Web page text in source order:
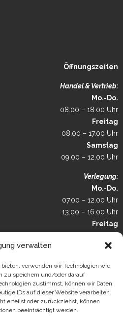
verwalten
verwenden wir Technologien wie
zu speichern und/oder darauf
zustimmst, können wir Daten
IDs auf dieser Website verarbeiten.
erteilst oder zurückziehst, können
beeinträchtigt werden.
Öffnungszeiten
Handel & Vertrieb:
Mo.-Do.
08.00 – 18.00 Uhr
Freitag
08.00 – 17.00 Uhr
Samstag
09.00 – 12.00 Uhr
Verlegung:
Mo.-Do.
07.00 – 12.00 Uhr
13.00 – 16.00 Uhr
Freitag
13.00 – 15.00 Uhr
nachtelefonischer Vereinbarung
Lager:
08.00 – 12.00 Uhr